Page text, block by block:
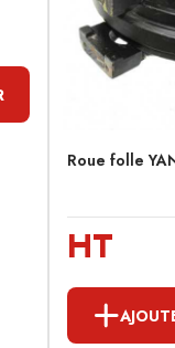
Roue folle
HT